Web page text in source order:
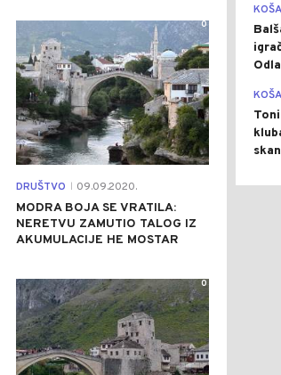
DRUŠTVO 09.09.2020.
MODRA BOJA SE VRATILA:
NERETVU ZAMUTIO TALOG IZ
AKUMULACIJE HE MOSTAR
0
0